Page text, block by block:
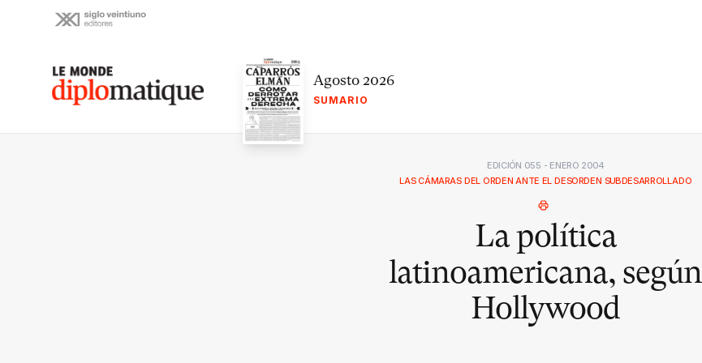
Le monde diplomatique Agosto 2026
SUMARIO
EDICIÓN 055 - ENERO 2004
LAS CÁMARAS DEL ORDEN ANTE EL DESORDEN SUBDESARROLLADO
La política
latinoamericana, según
Hollywood